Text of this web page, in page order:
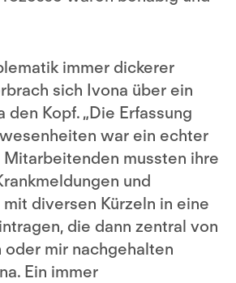
immer dickerer
sich Ivona über ein
Kopf. „Die Erfassung
war ein echter
mussten ihre
und
diversen Kürzeln in eine
die dann zentral von
oder mir nachgehalten
Ein immer